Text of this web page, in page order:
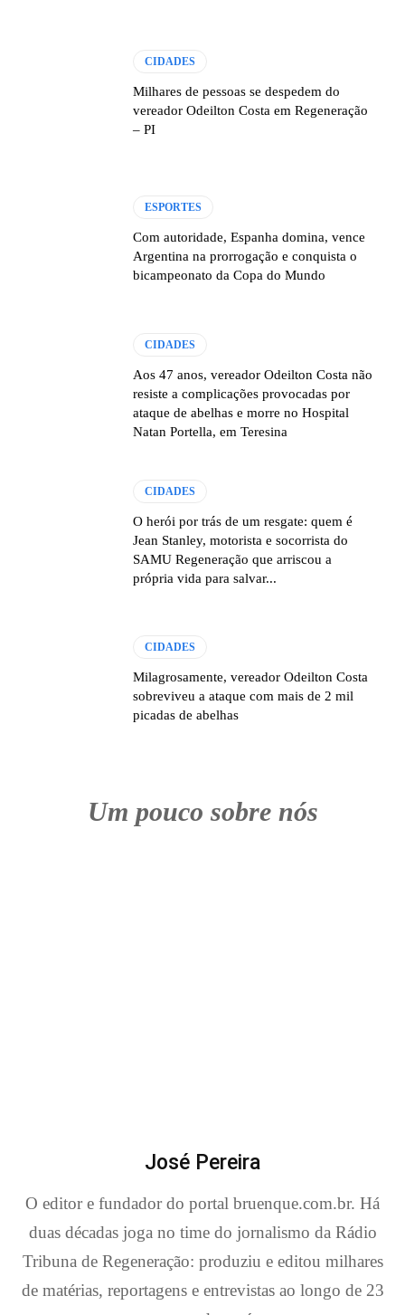
CIDADES
Milhares de pessoas se despedem do
vereador Odeilton Costa em Regeneração
– PI
ESPORTES
Com autoridade, Espanha domina, vence
Argentina na prorrogação e conquista o
bicampeonato da Copa do Mundo
CIDADES
Aos 47 anos, vereador Odeilton Costa não
resiste a complicações provocadas por
ataque de abelhas e morre no Hospital
Natan Portella, em Teresina
CIDADES
O herói por trás de um resgate: quem é
Jean Stanley, motorista e socorrista do
SAMU Regeneração que arriscou a
própria vida para salvar...
CIDADES
Milagrosamente, vereador Odeilton Costa
sobreviveu a ataque com mais de 2 mil
picadas de abelhas
Um pouco sobre nós
José Pereira
O editor e fundador do portal bruenque.com.br. Há
duas décadas joga no time do jornalismo da Rádio
Tribuna de Regeneração: produziu e editou milhares
de matérias, reportagens e entrevistas ao longo de 23